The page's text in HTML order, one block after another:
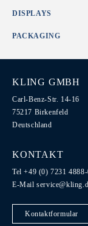
DISPLAYS
PACKAGING
KLING GMBH
Carl-Benz-Str. 14-16
75217 Birkenfeld
Deutschland
KONTAKT
Tel +49 (0) 7231
E-Mail
Kontaktformular